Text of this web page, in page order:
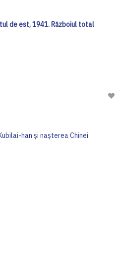
de est, 1941. Războiul total